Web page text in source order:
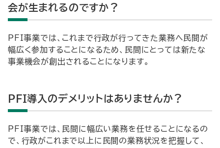
会が生まれるのですか？
PFI事業では、これまで行政が行ってきた業務へ民間が
幅広く参加することになるため、民間にとっては新たな
事業機会が創出されることになります。
PFI導入のデメリットはありませんか？
PFI事業では、民間に幅広い業務を任せることになるの
で、行政がこれまで以上に民間の業務状況を把握して、